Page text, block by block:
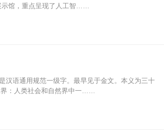
馆，重点呈现了人工智……
汉语通用规范一级字。最早见于金文。本义为三十
：人类社会和自然界中一……